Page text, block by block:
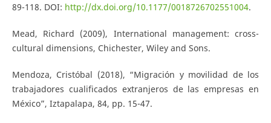
89-118. DOI: http://dx.doi.org/10.1177/0018726702551004.
Mead, Richard (2009), International management: cross-
cultural dimensions, Chichester, Wiley and Sons.
Mendoza, Cristóbal (2018), “Migración y movilidad de los
trabajadores cualificados extranjeros de las empresas en
México”, Iztapalapa, 84, pp. 15-47.